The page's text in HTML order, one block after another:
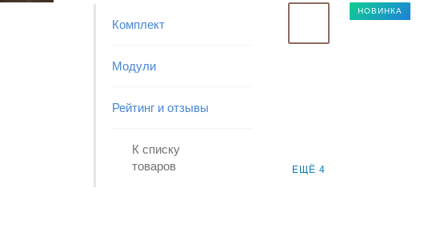
Комплект
Модули
Рейтинг и отзывы
К списку
товаров
ЕЩЁ 4
НОВИНКА